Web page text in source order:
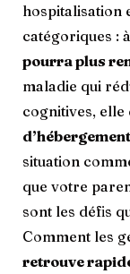
hospitalisation
catégoriques :
pourra plus
maladie qui
cognitives, elle
situation
que votre
sont les défis
Comment les
retrouve